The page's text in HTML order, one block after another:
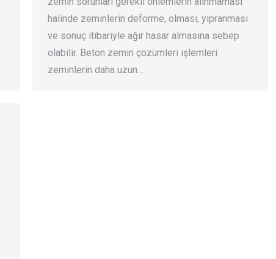
halinde zeminlerin deforme, olması, yıpranması
ve sonuç itibariyle ağır hasar almasına sebep
olabilir. Beton zemin çözümleri işlemleri
zeminlerin daha uzun…